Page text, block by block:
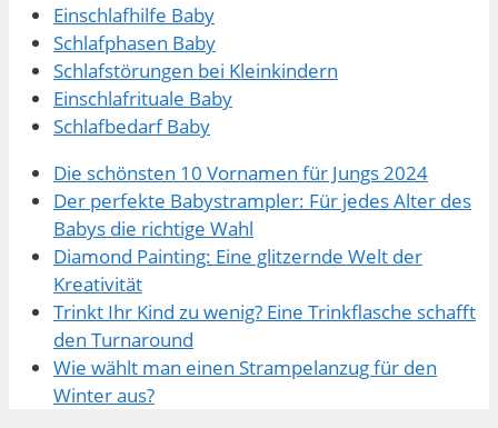
Einschlafhilfe Baby
Schlafphasen Baby
Schlafstörungen bei Kleinkindern
Einschlafrituale Baby
Schlafbedarf Baby
Die schönsten 10 Vornamen für Jungs 2024
Der perfekte Babystrampler: Für jedes Alter des
Babys die richtige Wahl
Diamond Painting: Eine glitzernde Welt der
Kreativität
Trinkt Ihr Kind zu wenig? Eine Trinkflasche schafft
den Turnaround
Wie wählt man einen Strampelanzug für den
Winter aus?